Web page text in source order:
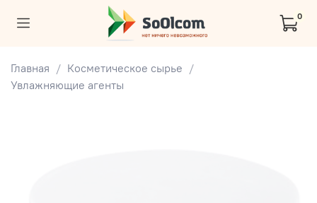
0
Главная
Косметическое сырье
Увлажняющие агенты